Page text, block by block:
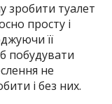
зробити туалет
просту і
її
побудувати
не
і без них.